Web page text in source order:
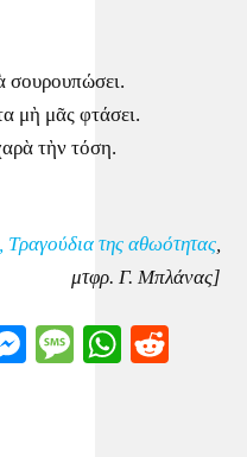
σουρουπώσει.
μὴ μᾶς φτάσει.
τὴν τόση.
της αθωότητας,
μτφρ. Γ. Μπλάνας]
Messenger
Message